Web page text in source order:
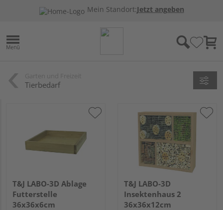
Mein Standort:Jetzt angeben
Tierbedarf
T&J LABO-3D Ablage
Futterstelle
36x36x6cm
T&J LABO-3D
Insektenhaus 2
36x36x12cm